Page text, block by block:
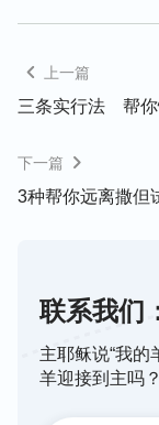
题精选了不同
修无目标、找
都享受到丰富
的时间也就有
需要6天、7天
同的主题、不
还有一点我想
上一篇
三条实行法 帮你
下一篇
3种帮你远离撒但
联系我们
主耶稣说“我的
羊迎接到主吗？